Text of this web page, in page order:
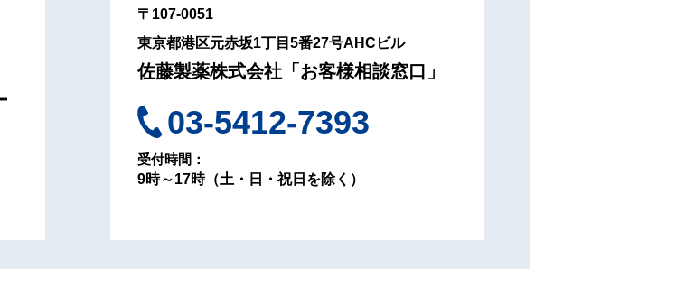
〒107-0051
東京都港区元赤坂1丁目5番27号AHCビル
佐藤製薬株式会社 「お客様相談窓口」
03-5412-7393
受付時間：
9時～17時（土・日・祝日を除く）